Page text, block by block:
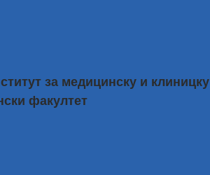
за медицинску и клиницку
факултет